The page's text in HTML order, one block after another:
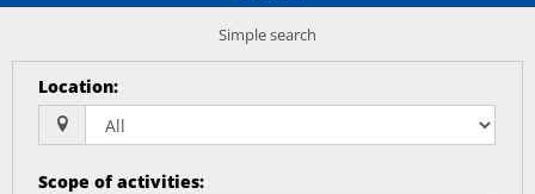
Simple search
Location:
Scope of activities: